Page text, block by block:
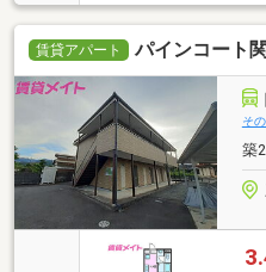
賃貸アパート パインコート関
そ
築